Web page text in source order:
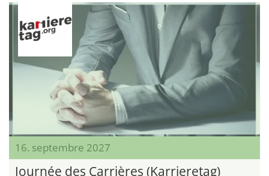
16. septembre 2027
Journée des Carrières (Karrieretag)